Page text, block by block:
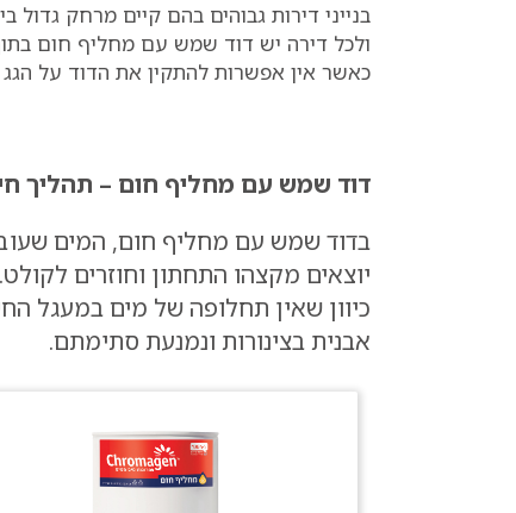
בנייני דירות גבוהים בהם קיים מרחק גדול
ולכל דירה יש דוד שמש עם מחליף חום
כאשר אין אפשרות להתקין את הדוד על הגג
דוד שמש עם מחליף חום – תהליך
בדוד שמש עם מחליף חום, המים
יוצאים מקצהו התחתון וחוזרים
כיוון שאין תחלופה של מים במעגל
אבנית בצינורות ונמנעת סתימתם.